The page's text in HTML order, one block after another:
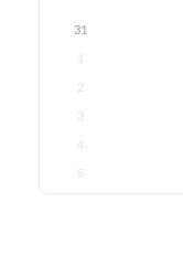
31
1
2
3
4
5